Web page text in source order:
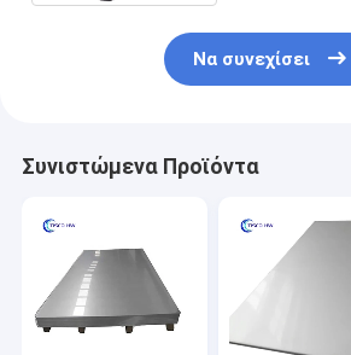
Να συνεχίσει
Συνιστώμενα Προϊόντα